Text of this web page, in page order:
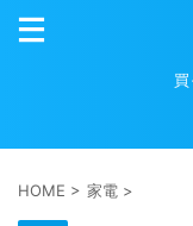
HOME > 家電 >